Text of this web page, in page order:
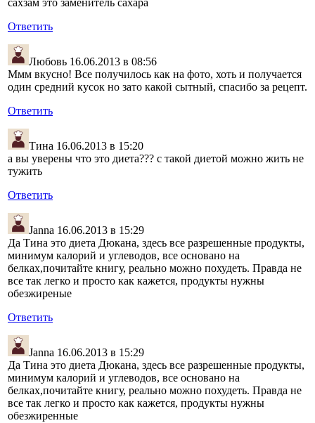
сахзам это заменитель сахара
Ответить
Любовь 16.06.2013 в 08:56
Ммм вкусно! Все получилось как на фото, хоть и получается
один средний кусок но зато какой сытный, спасибо за рецепт.
Ответить
Тина 16.06.2013 в 15:20
а вы уверены что это диета??? с такой диетой можно жить не
тужить
Ответить
Janna 16.06.2013 в 15:29
Да Тина это диета Дюкана, здесь все разрешенные продукты,
минимум калорий и углеводов, все основано на
белках,почитайте книгу, реально можно похудеть. Правда не
все так легко и просто как кажется, продукты нужны
обезжиреные
Ответить
Janna 16.06.2013 в 15:29
Да Тина это диета Дюкана, здесь все разрешенные продукты,
минимум калорий и углеводов, все основано на
белках,почитайте книгу, реально можно похудеть. Правда не
все так легко и просто как кажется, продукты нужны
обезжиренные